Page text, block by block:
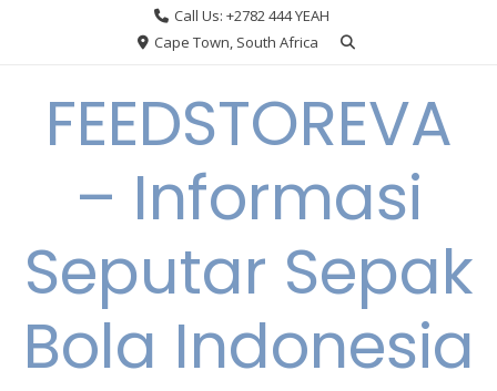
Call Us: +2782 444 YEAH
Cape Town, South Africa
FEEDSTOREVA
– Informasi
Seputar Sepak
Bola Indonesia